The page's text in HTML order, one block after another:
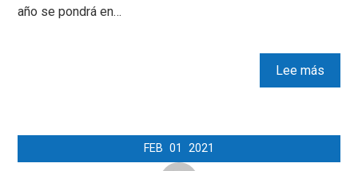
año se pondrá en…
Lee más
FEB 01 2021